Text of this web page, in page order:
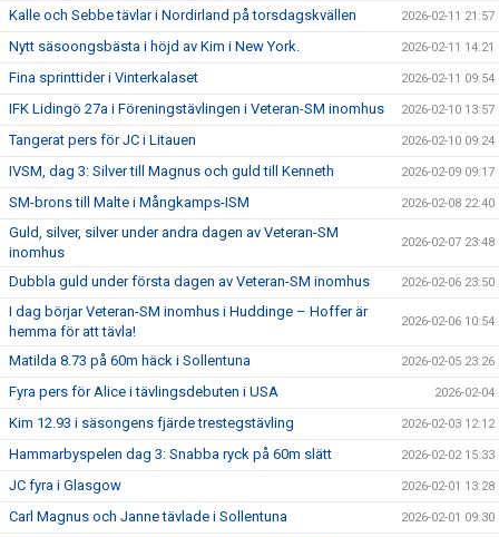
Kalle och Sebbe tävlar i Nordirland på torsdagskvällen 2026-02-11 21:57
Nytt säsoongsbästa i höjd av Kim i New York. 2026-02-11 14:21
Fina sprinttider i Vinterkalaset 2026-02-11 09:54
IFK Lidingö 27a i Föreningstävlingen i Veteran-SM inomhus 2026-02-10 13:57
Tangerat pers för JC i Litauen 2026-02-10 09:24
IVSM, dag 3: Silver till Magnus och guld till Kenneth 2026-02-09 09:17
SM-brons till Malte i Mångkamps-ISM 2026-02-08 22:40
Guld, silver, silver under andra dagen av Veteran-SM
inomhus
2026-02-07 23:48
Dubbla guld under första dagen av Veteran-SM inomhus 2026-02-06 23:50
I dag börjar Veteran-SM inomhus i Huddinge – Hoffer är
hemma för att tävla!
2026-02-06 10:54
Matilda 8.73 på 60m häck i Sollentuna 2026-02-05 23:26
Fyra pers för Alice i tävlingsdebuten i USA 2026-02-04
Kim 12.93 i säsongens fjärde trestegstävling 2026-02-03 12:12
Hammarbyspelen dag 3: Snabba ryck på 60m slätt 2026-02-02 15:33
JC fyra i Glasgow 2026-02-01 13:28
Carl Magnus och Janne tävlade i Sollentuna 2026-02-01 09:30